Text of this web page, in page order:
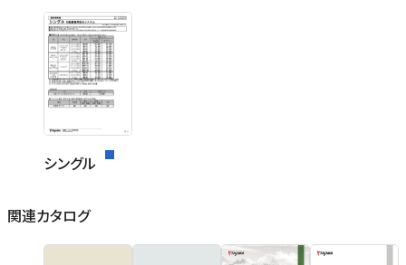
シングル
関連カタログ